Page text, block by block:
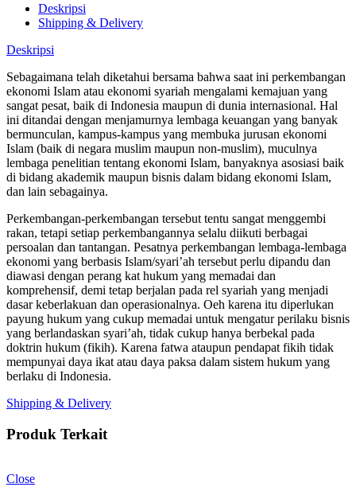
Deskripsi
Shipping & Delivery
Deskripsi
Sebagaimana telah diketahui bersama bahwa saat ini perkembangan
ekonomi Islam atau ekonomi syariah mengalami kemajuan yang
sangat pesat, baik di Indonesia maupun di dunia internasional. Hal
ini ditandai dengan menjamurnya lembaga keuangan yang banyak
bermunculan, kampus-kampus yang membuka jurusan ekonomi
Islam (baik di negara muslim maupun non-muslim), muculnya
lembaga penelitian tentang ekonomi Islam, banyaknya asosiasi baik
di bidang akademik maupun bisnis dalam bidang ekonomi Islam,
dan lain sebagainya.
Perkembangan-perkembangan tersebut tentu sangat menggembi
rakan, tetapi setiap perkembangannya selalu diikuti berbagai
persoalan dan tantangan. Pesatnya perkembangan lembaga-lembaga
ekonomi yang berbasis Islam/syari’ah tersebut perlu dipandu dan
diawasi dengan perang kat hukum yang memadai dan
komprehensif, demi tetap berjalan pada rel syariah yang menjadi
dasar keberlakuan dan operasionalnya. Oeh karena itu diperlukan
payung hukum yang cukup memadai untuk mengatur perilaku bisnis
yang berlandaskan syari’ah, tidak cukup hanya berbekal pada
doktrin hukum (fikih). Karena fatwa ataupun pendapat fikih tidak
mempunyai daya ikat atau daya paksa dalam sistem hukum yang
berlaku di Indonesia.
Shipping & Delivery
Produk Terkait
Close